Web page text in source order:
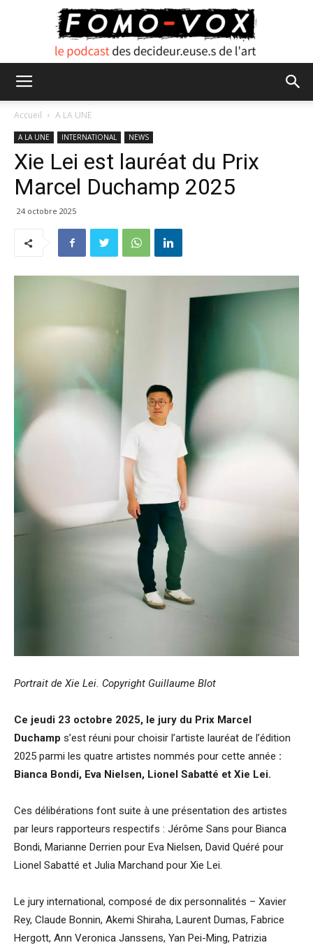
VOX
Accueil A LA UNE
A LA UNE INTERNATIONAL NEWS
Xie Lei est lauréat du Prix
Marcel Duchamp 2025
24 octobre 2025
Portrait de Xie Lei. Copyright Guillaume Blot
Ce jeudi 23 octobre 2025, le jury du Prix Marcel
Duchamp s’est réuni pour choisir l’artiste lauréat de l’édition
2025 parmi les quatre artistes nommés pour cette année :
Bianca Bondi, Eva Nielsen, Lionel Sabatté et Xie Lei.
Ces délibérations font suite à une présentation des artistes
par leurs rapporteurs respectifs : Jérôme Sans pour Bianca
Bondi, Marianne Derrien pour Eva Nielsen, David Quéré pour
Lionel Sabatté et Julia Marchand pour Xie Lei.
Le jury international, composé de dix personnalités – Xavier
Rey, Claude Bonnin, Akemi Shiraha, Laurent Dumas, Fabrice
Hergott, Ann Veronica Janssens, Yan Pei-Ming, Patrizia